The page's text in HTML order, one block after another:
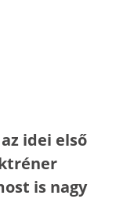
idei első
is nagy